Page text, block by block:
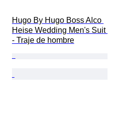
Hugo By Hugo Boss Alco
Heise Wedding Men's Suit
- Traje de hombre